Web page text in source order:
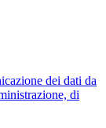
dei dati da
di